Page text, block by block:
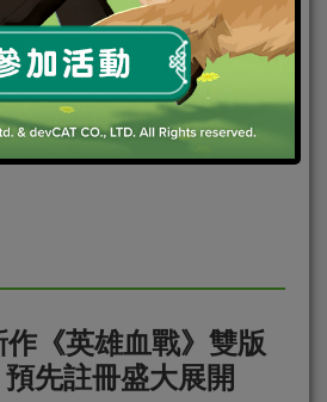
牌手遊《馬的傳說》，結合了穿
亂鬥等多種笑料元素，上市後即
《英雄血戰》雙版
先註冊盛大展開